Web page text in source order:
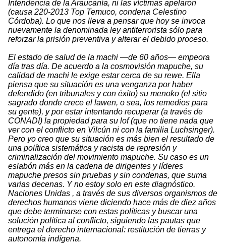
Intendencia de la Araucanía, ni las víctimas apelaron
(causa 220-2013 Top Temuco, condena Celestino
Córdoba). Lo que nos lleva a pensar que hoy se invoca
nuevamente la denominada ley antiterrorista sólo para
reforzar la prisión preventiva y alterar el debido proceso.
El estado de salud de la machi —de 60 años— empeora
día tras día. De acuerdo a la cosmovisión mapuche, su
calidad de machi le exige estar cerca de su rewe. Ella
piensa que su situación es una venganza por haber
defendido (en tribunales y con éxito) su menoko (el sitio
sagrado donde crece el lawen, o sea, los remedios para
su gente), y por estar intentando recuperar (a través de
CONADI) la propiedad para su lof (que no tiene nada que
ver con el conflicto en Vilcún ni con la familia Luchsinger).
Pero yo creo que su situación es más bien el resultado de
una política sistemática y racista de represión y
criminalización del movimiento mapuche. Su caso es un
eslabón más en la cadena de dirigentes y líderes
mapuche presos sin pruebas y sin condenas, que suma
varias decenas. Y no estoy solo en este diagnóstico.
Naciones Unidas , a través de sus diversos organismos de
derechos humanos viene diciendo hace más de diez años
que debe terminarse con estas políticas y buscar una
solución política al conflicto, siguiendo las pautas que
entrega el derecho internacional: restitución de tierras y
autonomía indígena.